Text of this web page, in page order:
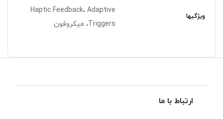
ویژگیها
Haptic Feedback، Adaptive
Triggers، میکروفون
ارتباط با ما